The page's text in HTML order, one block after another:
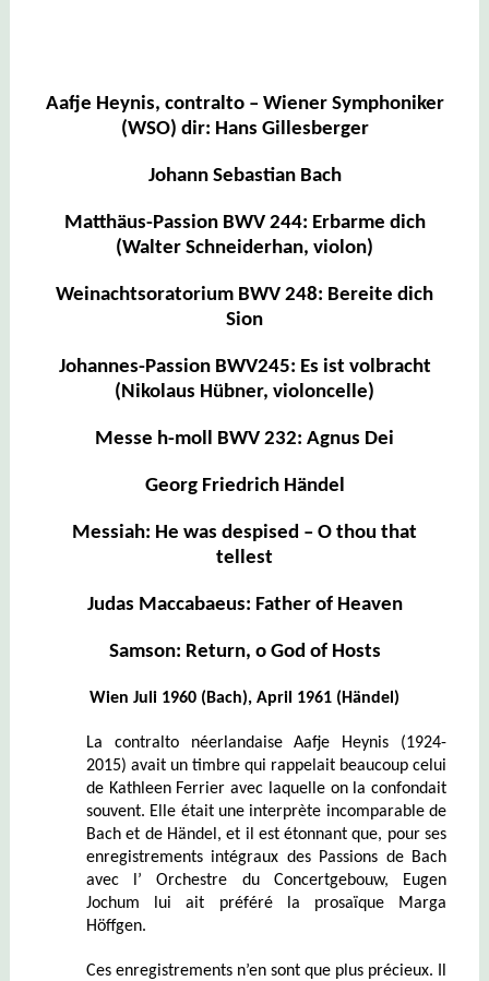
Aafje Heynis, contralto – Wiener Symphoniker
(WSO) dir: Hans Gillesberger
Johann Sebastian Bach
Matthäus-Passion BWV 244: Erbarme dich
(Walter Schneiderhan, violon)
Weinachtsoratorium BWV 248: Bereite dich
Sion
Johannes-Passion BWV245: Es ist volbracht
(Nikolaus Hübner, violoncelle)
Messe h-moll BWV 232: Agnus Dei
Georg Friedrich Händel
Messiah: He was despised – O thou that
tellest
Judas Maccabaeus: Father of Heaven
Samson: Return, o God of Hosts
Wien Juli 1960 (Bach), April 1961 (Händel)
La contralto néerlandaise Aafje Heynis (1924-
2015) avait un timbre qui rappelait beaucoup celui
de Kathleen Ferrier avec laquelle on la confondait
souvent. Elle était une interprète incomparable de
Bach et de Händel, et il est étonnant que, pour ses
enregistrements intégraux des Passions de Bach
avec l’ Orchestre du Concertgebouw, Eugen
Jochum lui ait préféré la prosaïque Marga
Höffgen.
Ces enregistrements n’en sont que plus précieux. Il